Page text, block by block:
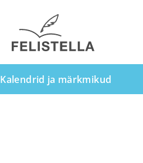
Kalendrid ja märkmikud